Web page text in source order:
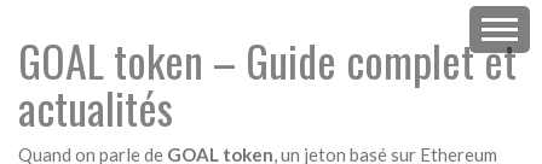
GOAL token – Guide complet et
actualités
Quand on parle de GOAL token,un jeton basé sur Ethereum